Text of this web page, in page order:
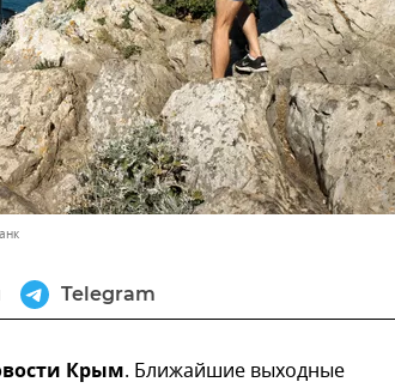
Telegram
Крым. Ближайшие выходные